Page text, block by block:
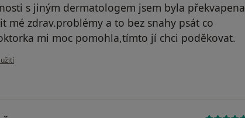
s jiným dermatologem jsem byla překvapena
mé zdrav.problémy a to bez snahy psát co
mi moc pomohla,tímto jí chci poděkovat.
uživatele Váš účet byl odstraněn